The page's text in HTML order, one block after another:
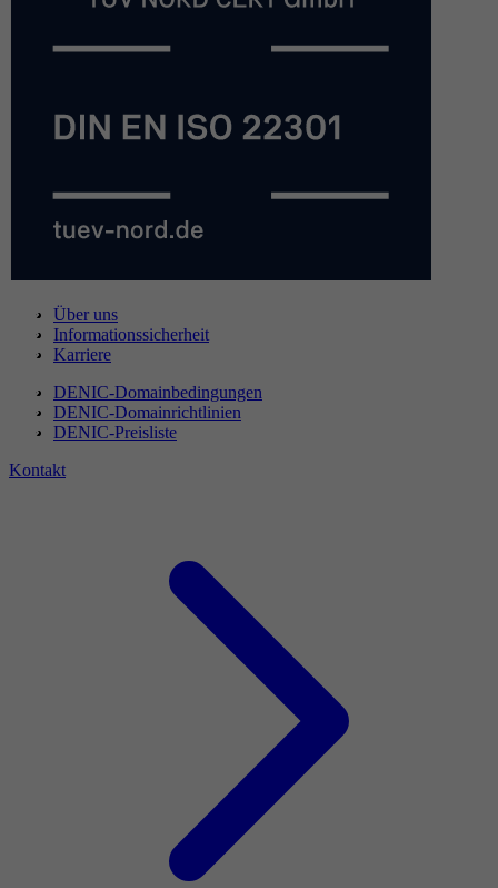
Über uns
Informationssicherheit
Karriere
DENIC-Domainbedingungen
DENIC-Domainrichtlinien
DENIC-Preisliste
Kontakt